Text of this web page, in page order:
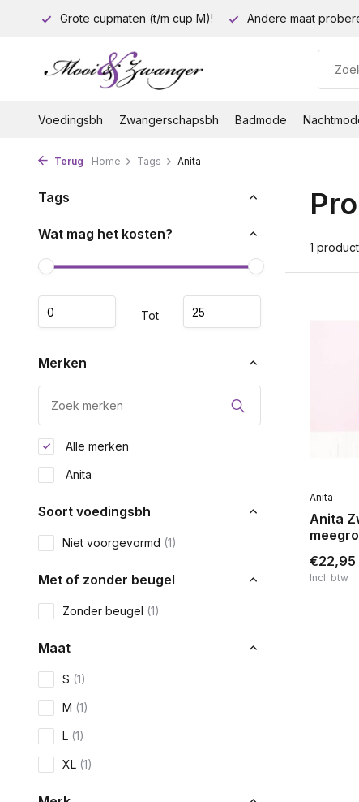
Grote cupmaten (t/m cup M)! Andere maat
Voedingsbh Zwangerschapsbh Badmode
Terug Home Tags Anita
Tags
Wat mag het kosten?
Tot
Merken
Alle merken
Anita
Soort voedingsbh
Niet voorgevormd (1)
Met of zonder beugel
Zonder beugel (1)
Maat
S (1)
M (1)
L (1)
XL (1)
1 product
Anita
Anita
€22,95
Incl. btw